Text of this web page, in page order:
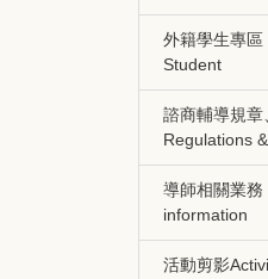
外籍學生專
Student
諮商輔導規
Regulations
導師相關業
information
活動剪影